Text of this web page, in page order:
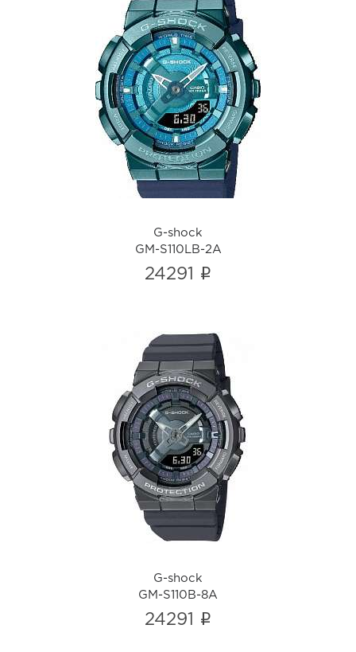
G-shock
GM-S110LB-2A
i
G-shock
GM-S110LB-2A
24291 i
G-shock
GM-S110B-8A
i
G-shock
GM-S110B-8A
24291 i